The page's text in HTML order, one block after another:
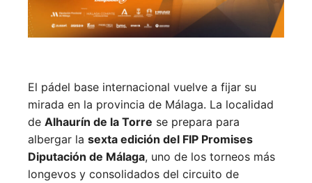
El pádel base internacional vuelve a fijar su
mirada en la provincia de Málaga. La localidad
de Alhaurín de la Torre se prepara para
albergar la sexta edición del FIP Promises
Diputación de Málaga, uno de los torneos más
longevos y consolidados del circuito de